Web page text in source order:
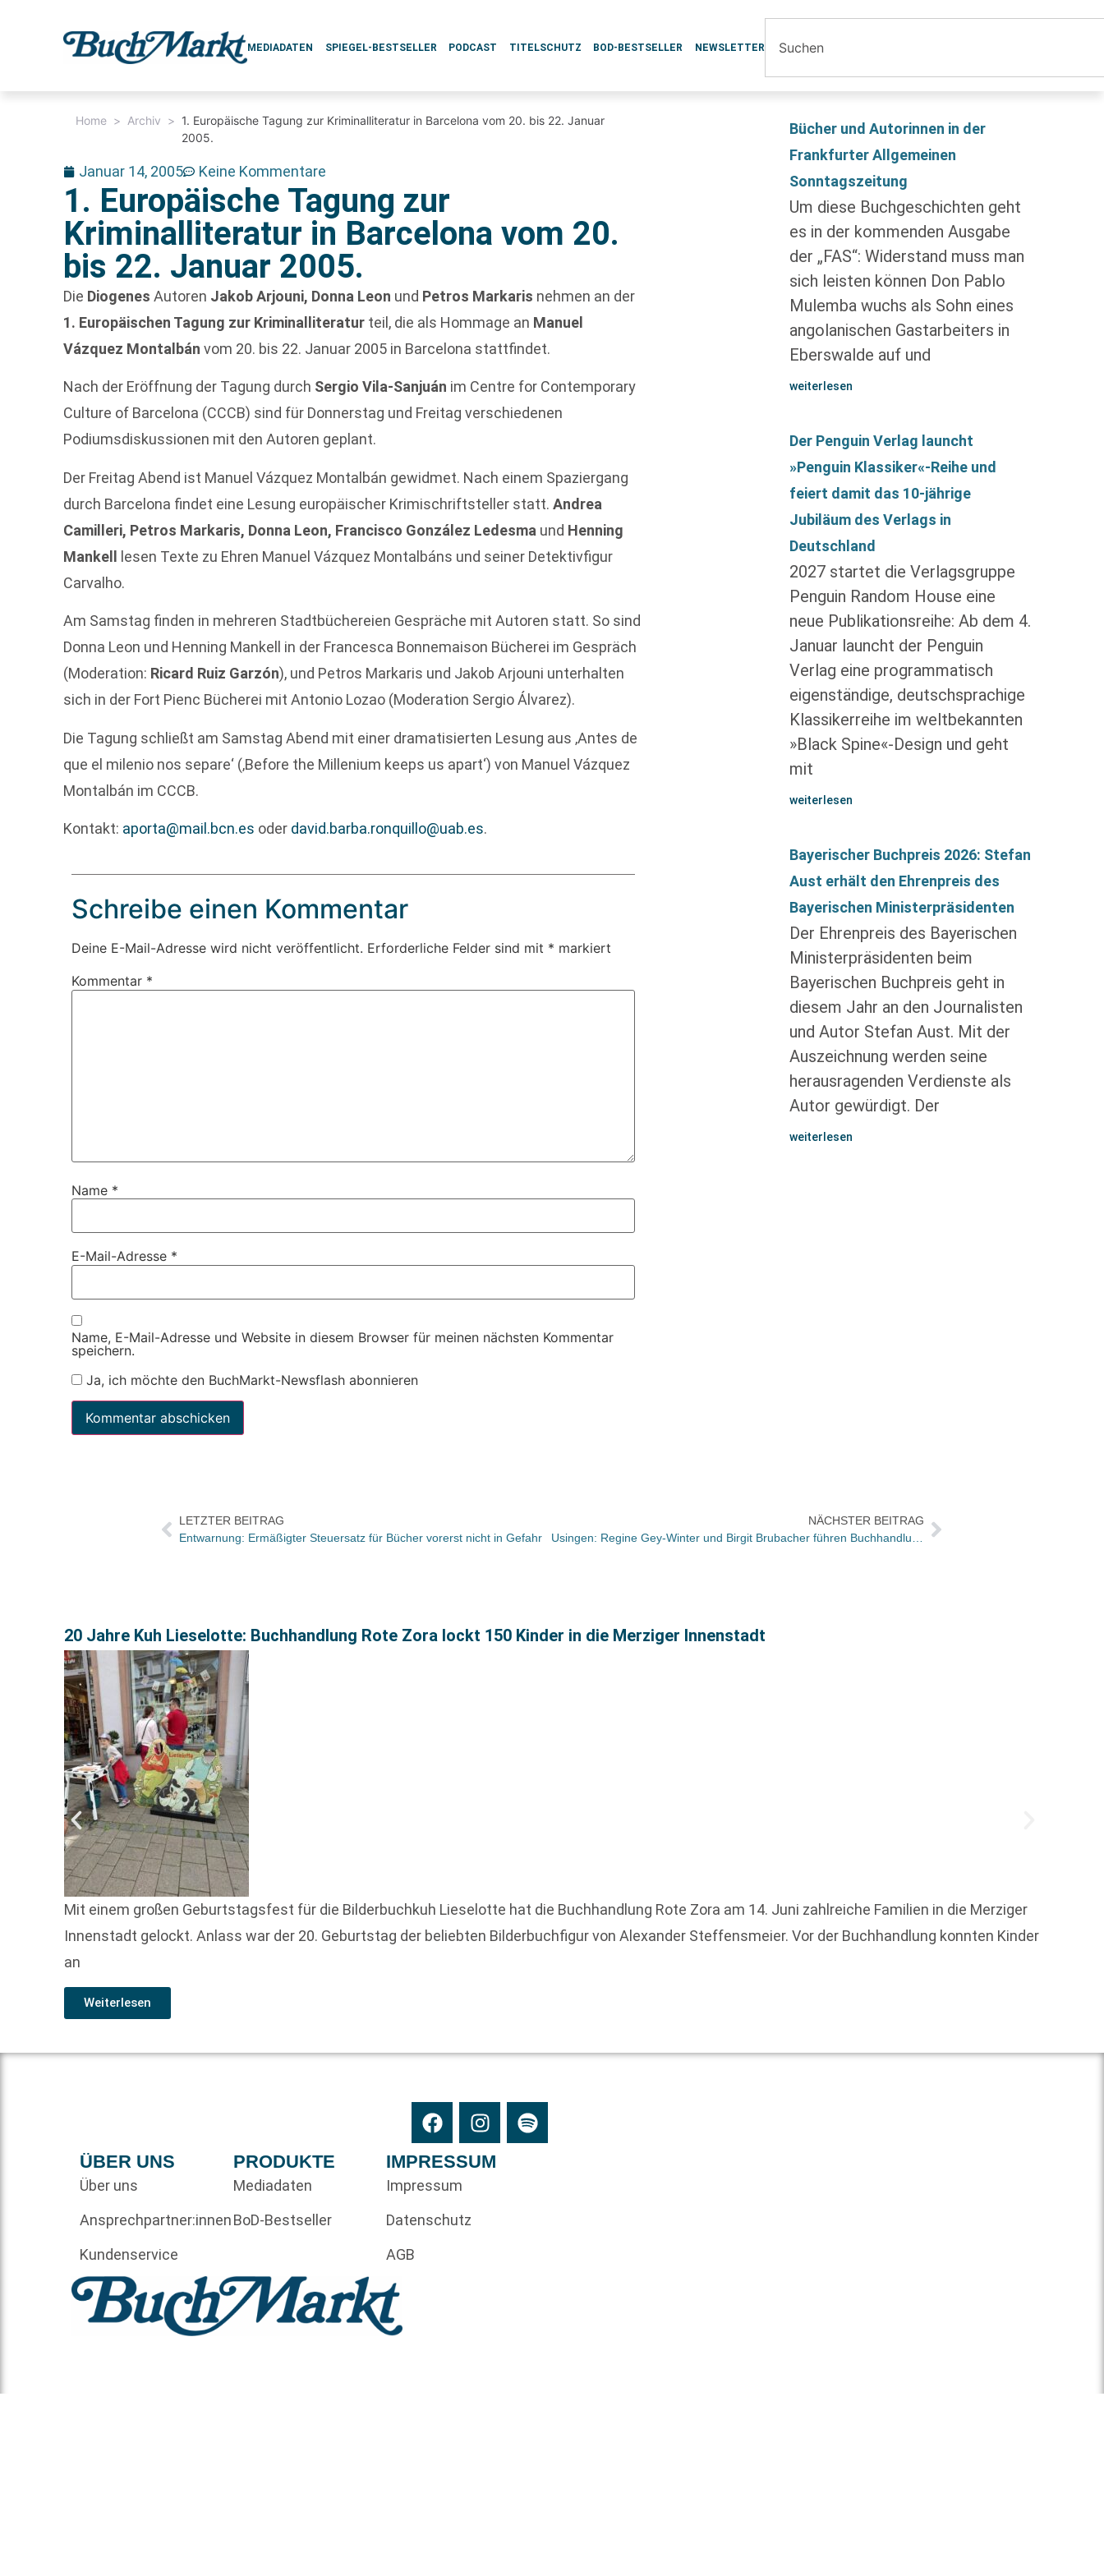
MEDIADATEN SPIEGEL-BESTSELLER PODCAST TITELSCHUTZ BOD-BESTSELLER NEWSLETTER
Home > Archiv > 1. Europäische Tagung zur Kriminalliteratur in Barcelona vom 20. bis 22. Januar
2005.
Januar 14, 2005 Keine Kommentare
1. Europäische Tagung zur
Kriminalliteratur in Barcelona vom 20.
bis 22. Januar 2005.
Die Diogenes Autoren Jakob Arjouni, Donna Leon und Petros Markaris nehmen an der
1. Europäischen Tagung zur Kriminalliteratur teil, die als Hommage an Manuel
Vázquez Montalbán vom 20. bis 22. Januar 2005 in Barcelona stattfindet.
Nach der Eröffnung der Tagung durch Sergio Vila-Sanjuán im Centre for Contemporary
Culture of Barcelona (CCCB) sind für Donnerstag und Freitag verschiedenen
Podiumsdiskussionen mit den Autoren geplant.
Der Freitag Abend ist Manuel Vázquez Montalbán gewidmet. Nach einem Spaziergang
durch Barcelona findet eine Lesung europäischer Krimischriftsteller statt.Andrea
Camilleri, Petros Markaris, Donna Leon, Francisco González Ledesma und Henning
Mankell lesen Texte zu Ehren Manuel Vázquez Montalbáns und seiner Detektivfigur
Carvalho.
Am Samstag finden in mehreren Stadtbüchereien Gespräche mit Autoren statt. So sind
Donna Leon und Henning Mankell in der Francesca Bonnemaison Bücherei im Gespräch
(Moderation: Ricard Ruiz Garzón), und Petros Markaris und Jakob Arjouni unterhalten
sich in der Fort Pienc Bücherei mit Antonio Lozao (Moderation Sergio Álvarez).
Die Tagung schließt am Samstag Abend mit einer dramatisierten Lesung aus ‚Antes de
que el milenio nos separe‘ (‚Before the Millenium keeps us apart‘) von Manuel Vázquez
Montalbán im CCCB.
Kontakt: aporta@mail.bcn.es oder david.barba.ronquillo@uab.es.
Schreibe einen Kommentar
Deine E-Mail-Adresse wird nicht veröffentlicht. Erforderliche Felder sind mit * markiert
Kommentar *
Name *
E-Mail-Adresse *
Name, E-Mail-Adresse und Website in diesem Browser für meinen nächsten Kommentar
speichern.
Ja, ich möchte den BuchMarkt-Newsflash abonnieren
Bücher und Autorinnen in der
Frankfurter Allgemeinen
Sonntagszeitung
Um diese Buchgeschichten geht
es in der kommenden Ausgabe
der „FAS“: Widerstand muss man
sich leisten können Don Pablo
Mulemba wuchs als Sohn eines
angolanischen Gastarbeiters in
Eberswalde auf und
weiterlesen
Der Penguin Verlag launcht
»Penguin Klassiker«-Reihe und
feiert damit das 10-jährige
Jubiläum des Verlags in
Deutschland
2027 startet die Verlagsgruppe
Penguin Random House eine
neue Publikationsreihe: Ab dem 4.
Januar launcht der Penguin
Verlag eine programmatisch
eigenständige, deutschsprachige
Klassikerreihe im weltbekannten
»Black Spine«-Design und geht
mit
weiterlesen
Bayerischer Buchpreis 2026: Stefan
Aust erhält den Ehrenpreis des
Bayerischen Ministerpräsidenten
Der Ehrenpreis des Bayerischen
Ministerpräsidenten beim
Bayerischen Buchpreis geht in
diesem Jahr an den Journalisten
und Autor Stefan Aust. Mit der
Auszeichnung werden seine
herausragenden Verdienste als
Autor gewürdigt. Der
weiterlesen
LETZTER BEITRAG
Entwarnung: Ermäßigter Steuersatz für Bücher vorerst nicht in Gefahr
NÄCHSTER BEITRAG
20 Jahre Kuh Lieselotte: Buchhandlung Rote Zora lockt 150 Kinder in die Merziger Innenstadt
Mit einem großen Geburtstagsfest für die Bilderbuchkuh Lieselotte hat die Buchhandlung Rote Zora am 14. Juni zahlreiche Familien in die Merziger
Innenstadt gelockt. Anlass war der 20. Geburtstag der beliebten Bilderbuchfigur von Alexander Steffensmeier. Vor der Buchhandlung konnten Kinder
an
Weiterlesen
ÜBER UNS
Über uns
Ansprechpartner:innen
Kundenservice
PRODUKTE
Mediadaten
BoD-Bestseller
IMPRESSUM
Impressum
Datenschutz
AGB